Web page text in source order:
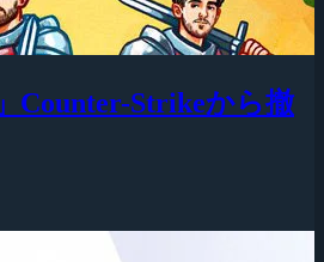
Counter-Strikeから撤